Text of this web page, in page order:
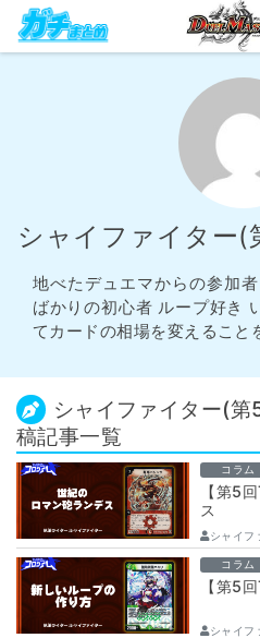
シャイファイター(
地べたデュエマからの参加
ばかりの初心者 ループ好き
てカードの相場を変えること
シャイファイター(
稿記事一覧
コラム
【第5
ス
シャイフ
コラム
【第5
シャイフ